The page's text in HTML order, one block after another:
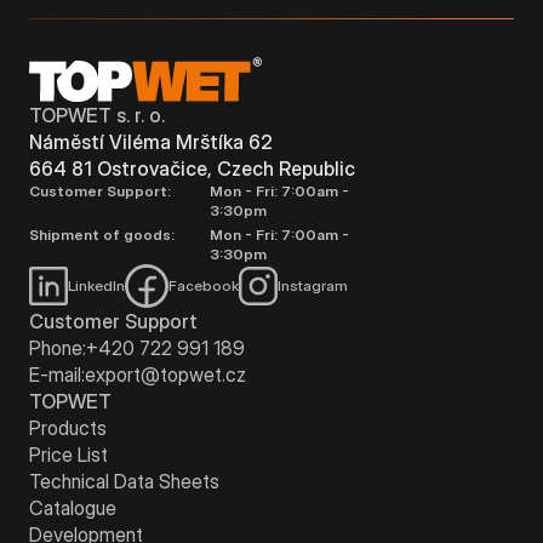
TOPWET s. r. o.
Náměstí Viléma Mrštíka 62
664 81 Ostrovačice, Czech Republic
Customer Support:
Mon - Fri: 7:00am -
3:30pm
Shipment of goods:
Mon - Fri: 7:00am -
3:30pm
LinkedIn
Facebook Instagram
Customer Support
Phone:+420 722 991 189
E-mail:export@topwet.cz
TOPWET
Products
Price List
Technical Data Sheets
Catalogue
Development